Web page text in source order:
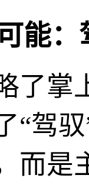
能
了掌
“驾
而是